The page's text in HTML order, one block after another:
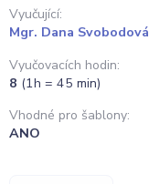
Vyučující:
Mgr. Dana Svobodová
Vyučovacích hodin:
8 (1h = 45 min)
Vhodné pro šablony:
ANO